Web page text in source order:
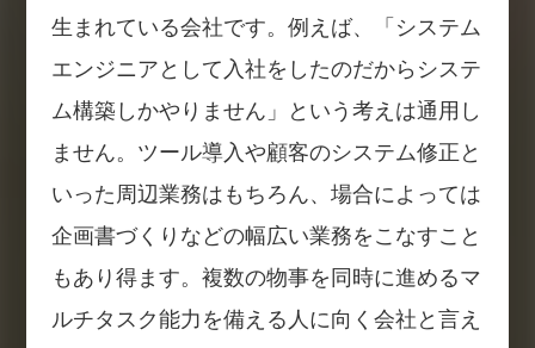
生まれている会社です。例えば、「システム
エンジニアとして入社をしたのだからシステ
ム構築しかやりません」という考えは通用し
ません。ツール導入や顧客のシステム修正と
いった周辺業務はもちろん、場合によっては
企画書づくりなどの幅広い業務をこなすこと
もあり得ます。複数の物事を同時に進めるマ
ルチタスク能力を備える人に向く会社と言え